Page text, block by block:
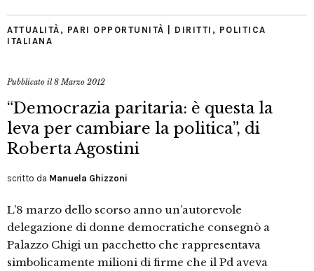
ATTUALITÀ , PARI OPPORTUNITÀ | DIRITTI , POLITICA
ITALIANA
Pubblicato il8 Marzo 2012
“Democrazia paritaria: è questa la
leva per cambiare la politica”, di
Roberta Agostini
scritto da Manuela Ghizzoni
L’8 marzo dello scorso anno un’autorevole
delegazione di donne democratiche consegnò a
Palazzo Chigi un pacchetto che rappresentava
simbolicamente milioni di firme che il Pd aveva